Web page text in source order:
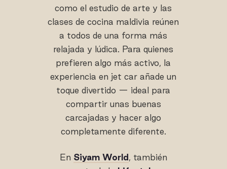
como el estudio de arte y las
clases de cocina maldivia reúnen
a todos de una forma más
relajada y lúdica. Para quienes
prefieren algo más activo, la
experiencia en jet car añade un
toque divertido — ideal para
compartir unas buenas
carcajadas y hacer algo
completamente diferente.
En Siyam World, también